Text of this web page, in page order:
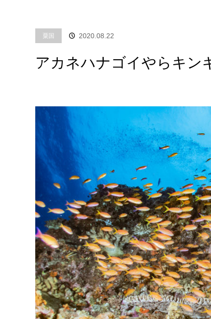
粟国 2020.08.22
アカネハナゴイやらキ